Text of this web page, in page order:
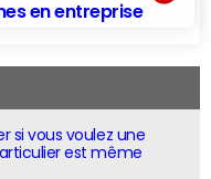
en entreprise
si vous voulez une
est même